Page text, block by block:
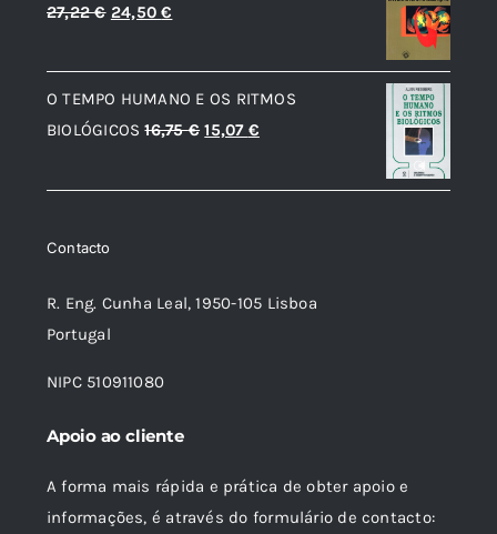
12,56 €.7,54 €.
27,22€ O
original
era:
27,22 €.
24,50€
atual
é:
24,50 €.
O TEMPO HUMANO E OS RITMOS
BIOLÓGICOS 16,75€ O
original
15,07 €O
atual
Contacto
R. Eng. Cunha Leal, 1950-105 Lisboa
Portugal
NIPC 510911080
Apoio ao cliente
A forma mais rápida e prática de obter apoio e
informações, é através do formulário de contacto: